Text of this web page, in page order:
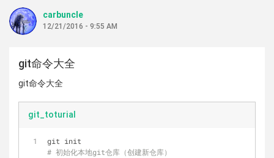
carbuncle
12/21/2016 - 9:55 AM
git命令大全
git命令大全
git_toturial
# 初始化本地git仓库（创建新仓库）